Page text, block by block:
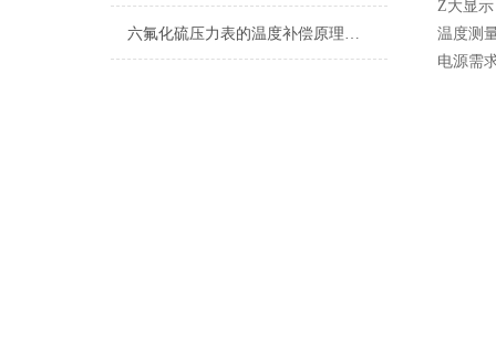
六氟化硫压力表的温度补偿原理你了解多少？
Z大显
温度测
电源需